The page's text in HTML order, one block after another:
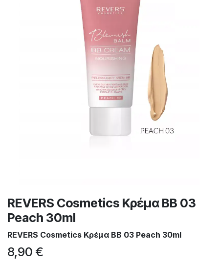
REVERS Cosmetics Κρέμα BB 03
Peach 30ml
REVERS Cosmetics Κρέμα BB 03 Peach 30ml
8,90 €